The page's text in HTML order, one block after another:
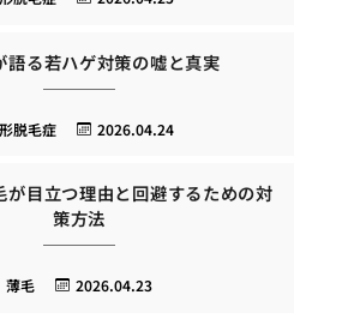
語る若ハゲ対策の嘘と真実
2026.04.24
脱毛症
が目立つ理由と回避するための対
策方法
2026.04.23
薄毛